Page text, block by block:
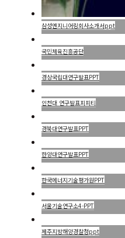
삼성엔지니어링회사소개서ppt
국민체육진흥공단
경상국립대연구발표PPT
인천대 연구발표피피티
경북대연구발표PPT
한양대연구발표PPT
한국에너지기술평가원PPT
서울기술연구소4-PPT
제주지방해양경찰청ppt